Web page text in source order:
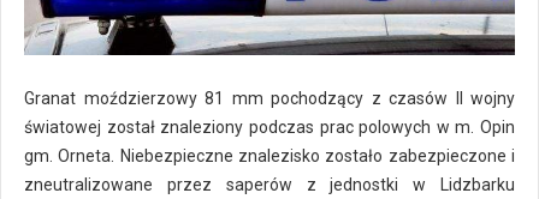
Granat moździerzowy 81 mm pochodzący z czasów II wojny
światowej został znaleziony podczas prac polowych w m. Opin
gm. Orneta. Niebezpieczne znalezisko zostało zabezpieczone i
zneutralizowane przez saperów z jednostki w Lidzbarku